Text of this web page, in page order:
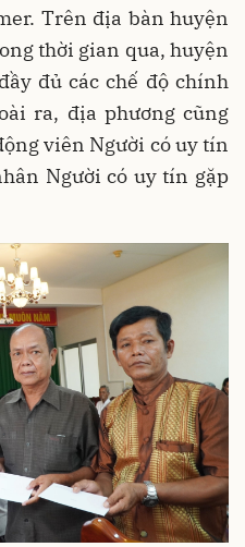
Trên địa bàn huyện
thời gian qua, huyện
đủ các chế độ chính
ra, địa phương cũng
viên Người có uy tín
Người có uy tín gặp